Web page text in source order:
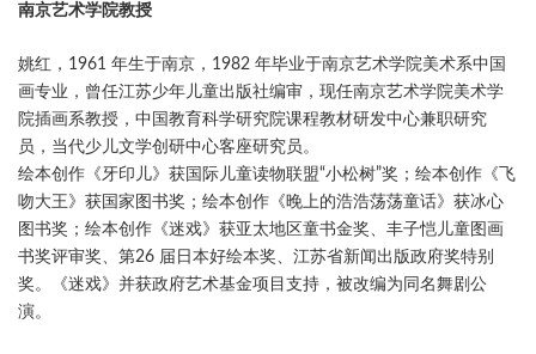
南京艺术学院教授
姚红，1961 年生于南京，1982 年毕业于南京艺术学院美术系中国
画专业，曾任江苏少年儿童出版社编审，现任南京艺术学院美术学
院插画系教授，中国教育科学研究院课程教材研发中心兼职研究
员，当代少儿文学创研中心客座研究员。
绘本创作《牙印儿》获国际儿童读物联盟“小松树”奖；绘本创作《飞
吻大王》获国家图书奖；绘本创作《晚上的浩浩荡荡童话》获冰心
图书奖；绘本创作《迷戏》获亚太地区童书金奖、丰子恺儿童图画
书奖评审奖、第26 届日本好绘本奖、江苏省新闻出版政府奖特别
奖。《迷戏》并获政府艺术基金项目支持，被改编为同名舞剧公
演。